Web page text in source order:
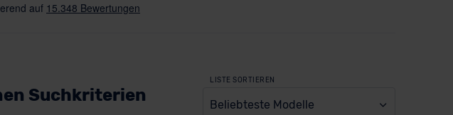
Suchkriterien
LISTE SORTIEREN
Beliebteste Modelle